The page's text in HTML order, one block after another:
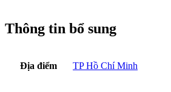
Thông tin bổ sung
Địa điểm TP Hồ Chí Minh